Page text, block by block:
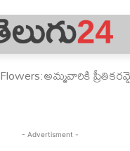
Flowers:అమ్మవారికి
- Advertisment -